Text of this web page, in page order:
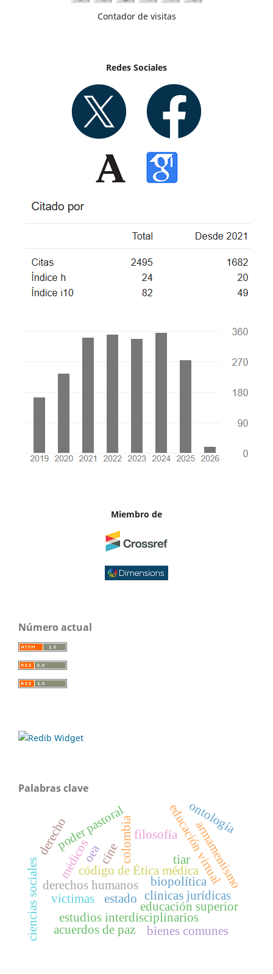
Contador de visitas
Redes Sociales
Miembro de
Número actual
Palabras clave
derechos humanos
médicoscódigo de Ética médica
colombia
educación superior
educación virtual
estudios interdisciplinarios
ciencias sociales clínicas jurídicas
armamentismo
tiar
oea
poder pastoral
estado
biopolítica
filosofía
victimas
bienes comunes
acuerdos de paz
cine
derecho ontología